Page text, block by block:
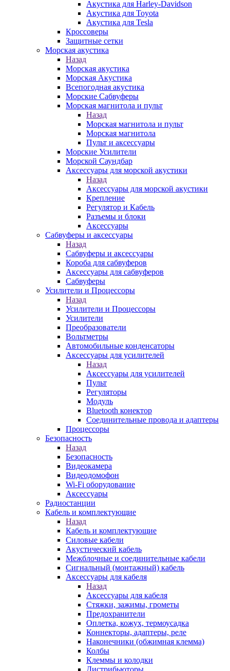
Акустика для Harley-Davidson
Акустика для Toyota
Акустика для Tesla
Кроссоверы
Защитные сетки
Морская акустика
Назад
Морская акустика
Морская Акустика
Всепогодная акустика
Морские Сабвуферы
Морская магнитола и пульт
Назад
Морская магнитола и пульт
Морская магнитола
Пульт и аксессуары
Морские Усилители
Морской Cаундбар
Аксессуары для морской акустики
Назад
Аксессуары для морской акустики
Крепление
Регулятор и Кабель
Разъемы и блоки
Аксессуары
Сабвуферы и аксессуары
Назад
Сабвуферы и аксессуары
Короба для сабвуферов
Аксессуары для сабвуферов
Сабвуферы
Усилители и Процессоры
Назад
Усилители и Процессоры
Усилители
Преобразователи
Вольтметры
Автомобильные конденсаторы
Аксессуары для усилителей
Назад
Аксессуары для усилителей
Пульт
Регуляторы
Модуль
Bluetooth конектор
Соединительные провода и адаптеры
Процессоры
Безопасность
Назад
Безопасность
Видеокамера
Видеодомофон
Wi-Fi оборудование
Аксессуары
Радиостанции
Кабель и комплектующие
Назад
Кабель и комплектующие
Силовые кабели
Акустический кабель
Межблочные и соединительные кабели
Сигнальный (монтажный) кабель
Аксессуары для кабеля
Назад
Аксессуары для кабеля
Стяжки, зажимы, грометы
Предохранители
Оплетка, кожух, термоусадка
Коннекторы, адаптеры, реле
Наконечники (обжимная клемма)
Колбы
Клеммы и колодки
Дистрибьюторы